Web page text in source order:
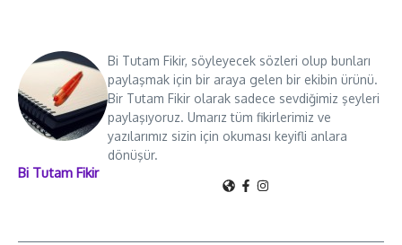
Bi Tutam Fikir
Bi Tutam Fikir, söyleyecek sözleri olup bunları
paylaşmak için bir araya gelen bir ekibin ürünü.
Bir Tutam Fikir olarak sadece sevdiğimiz şeyleri
paylaşıyoruz. Umarız tüm fikirlerimiz ve
yazılarımız sizin için okuması keyifli anlara
dönüşür.